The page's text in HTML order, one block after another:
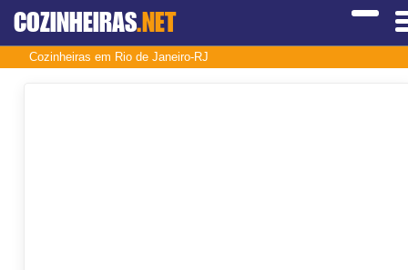
COZINHEIRAS.NET
Cozinheiras em Rio de Janeiro-RJ